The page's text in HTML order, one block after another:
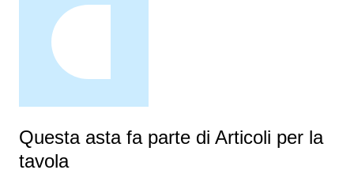
Questa asta fa parte di Articoli per la
tavola